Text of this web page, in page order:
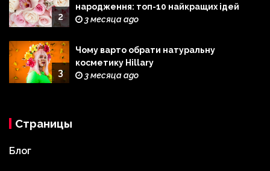
2
народження: топ-10 найкращих ідей
3 месяца ago
3
Чому варто обрати натуральну
косметику Hillary
3 месяца ago
Страницы
Блог